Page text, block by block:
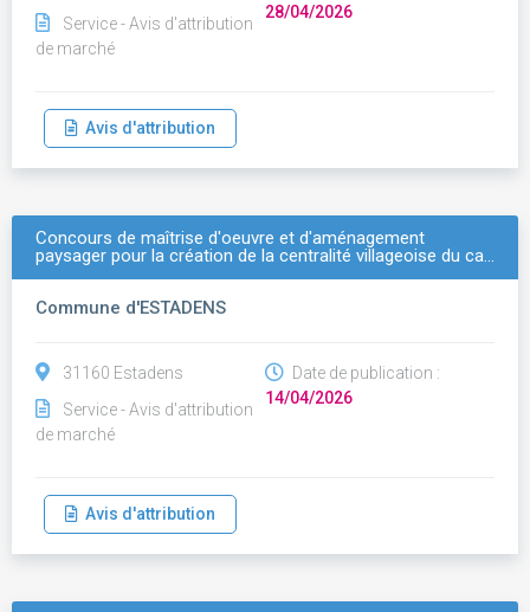
Service - Avis d'attribution
de marché
28/04/2026
Avis d'attribution
Concours de maîtrise d'oeuvre et d'aménagement
paysager pour la création de la centralité villageoise du ca…
Commune d'ESTADENS
31160 Estadens
Service - Avis d'attribution
de marché
Date de publication :
14/04/2026
Avis d'attribution